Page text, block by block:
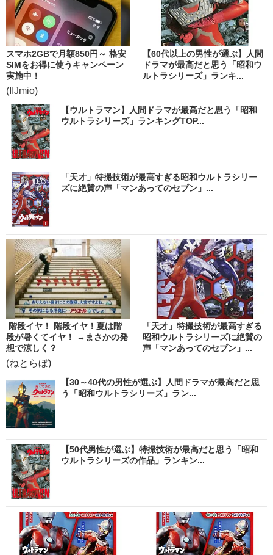
スマホ2GBで月額850円～ 格安
SIMをお得に使うキャンペーン
実施中！
(IIJmio)
【60代以上の男性が選ぶ】人間
ドラマが最高だと思う「昭和ウ
ルトラシリーズ」ランキ...
【ウルトラマン】人間ドラマが最高だと思う「昭和
ウルトラシリーズ」ランキングTOP...
「天才」特撮技術が最高すぎる昭和ウルトラシリー
ズに絶賛の声「マンあってのセブン」...
階段イヤ！ 階段イヤ！夏は階
段が暑くてイヤ！ →まさかの発
想で涼しく？
(ねとらぼ)
「天才」特撮技術が最高すぎる
昭和ウルトラシリーズに絶賛の
声「マンあってのセブン」...
【30～40代の男性が選ぶ】人間ドラマが最高だと思
う「昭和ウルトラシリーズ」ラン...
【50代男性が選ぶ】特撮技術が最高だと思う「昭和
ウルトラシリーズの作品」ランキン...